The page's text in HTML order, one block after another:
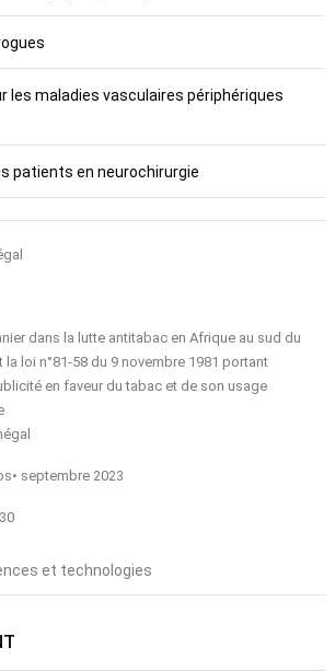
les maladies vasculaires périphériques
patients en neurochirurgie
dans la lutte antitabac en Afrique au sud du
la loi n°81-58 du 9 novembre 1981 portant
en faveur du tabac et de son usage
septembre 2023
et technologies